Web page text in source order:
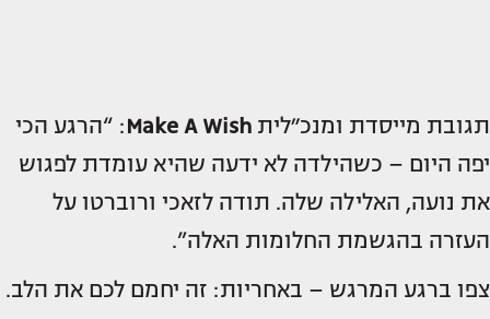
תגובת מייסדת ומנכ״לית Make A Wish: “הרגע הכי
יפה היום – כשהילדה לא ידעה שהיא עומדת לפגוש
את נועה, האלילה שלה. תודה לזאכי ורוברטו על
העזרה בהגשמת החלומות האלה”.
צפו ברגע המרגש – באחריות: זה יחמם לכם את הלב.